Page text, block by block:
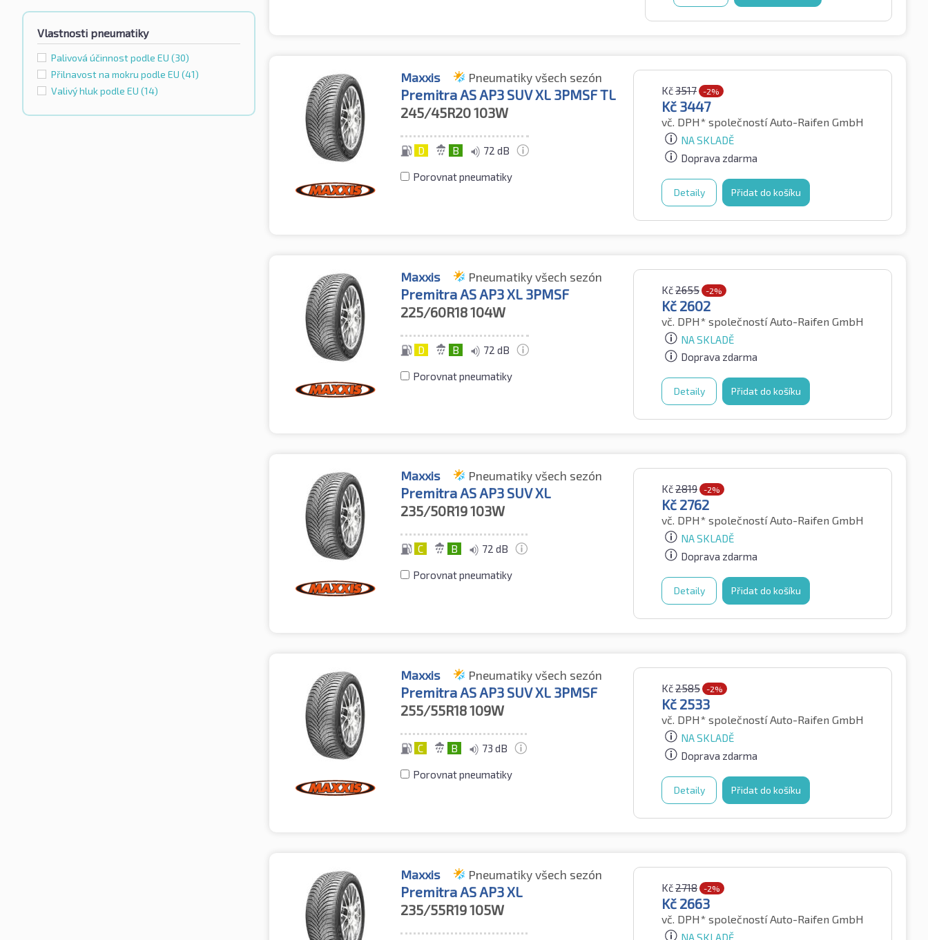
Vlastnosti pneumatiky
Palivová účinnost podle EU (30)
Přilnavost na mokru podle EU (41)
Valivý hluk podle EU (14)
Maxxis Pneumatiky všech sezón
Premitra AS AP3 SUV XL 3PMSF TL
245/45R20103W
D B 72 dB
Porovnat pneumatiky
Kč3517 -2%
Kč 3447
vč. DPH* společností Auto-Raifen GmbH
NA SKLADĚ
Doprava zdarma
Detaily Přidat do košíku
Maxxis Pneumatiky všech sezón
Premitra AS AP3 XL 3PMSF
225/60R18104W
D B 72 dB
Porovnat pneumatiky
Kč2655 -2%
Kč 2602
vč. DPH* společností Auto-Raifen GmbH
NA SKLADĚ
Doprava zdarma
Detaily Přidat do košíku
Maxxis Pneumatiky všech sezón
Premitra AS AP3 SUV XL
235/50R19103W
C B 72 dB
Porovnat pneumatiky
Kč2819 -2%
Kč 2762
vč. DPH* společností Auto-Raifen GmbH
NA SKLADĚ
Doprava zdarma
Detaily Přidat do košíku
Maxxis Pneumatiky všech sezón
Premitra AS AP3 SUV XL 3PMSF
255/55R18109W
C B 73 dB
Porovnat pneumatiky
Kč2585 -2%
Kč 2533
vč. DPH* společností Auto-Raifen GmbH
NA SKLADĚ
Doprava zdarma
Detaily Přidat do košíku
Maxxis Pneumatiky všech sezón
Premitra AS AP3 XL
235/55R19105W
Kč2718 -2%
Kč 2663
vč. DPH* společností Auto-Raifen GmbH
NA SKLADĚ